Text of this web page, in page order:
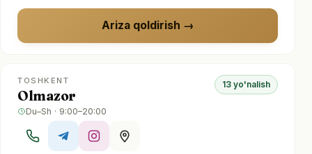
Ariza qoldirish
TOSHKENT
Olmazor
13 yo'nalish
Du–Sh · 9:00–20:00